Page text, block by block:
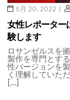
5月 20, 2022
女性レポーター
験します
ロサンゼルスを
製作を専門とす
性バージョンを
く理解していた
[…]